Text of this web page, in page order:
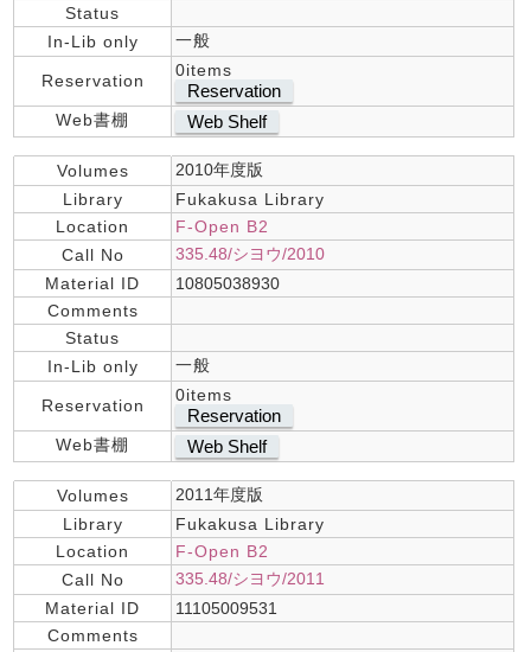
Status
In-Lib only
一般
Reservation
0items
Reservation
Web書棚 Web Shelf
Volumes
2010年度版
Library
Fukakusa Library
Location
F-Open B2
Call No
335.48/シヨウ/2010
Material ID
10805038930
Comments
Status
In-Lib only
一般
Reservation
0items
Reservation
Web書棚 Web Shelf
Volumes
2011年度版
Library
Fukakusa Library
Location
F-Open B2
Call No
335.48/シヨウ/2011
Material ID
11105009531
Comments